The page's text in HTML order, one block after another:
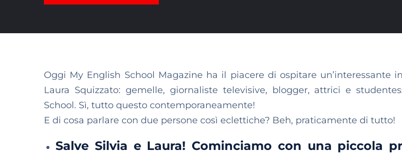
Oggi My English School Magazine ha il piacere di ospitare un’interessante
Laura Squizzato: gemelle, giornaliste televisive, blogger, attrici e
School. Sì, tutto questo contemporaneamente!
E di cosa parlare con due persone così eclettiche? Beh, praticamente di tutto!
Salve Silvia e Laura! Cominciamo con una piccola